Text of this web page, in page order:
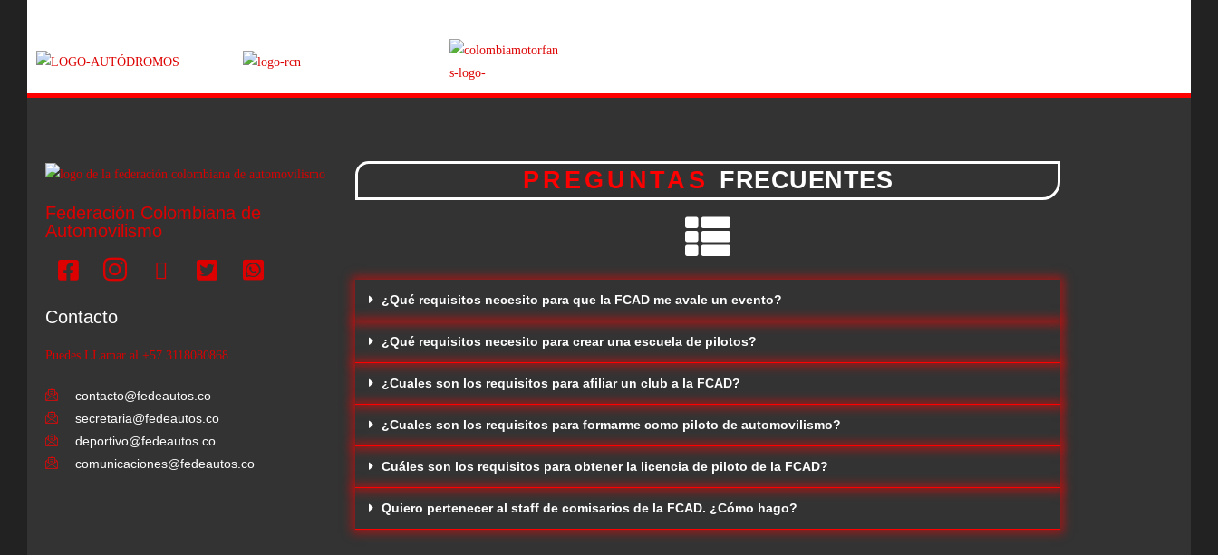
Federación Colombiana de
Automovilismo
Contacto
Puedes LLamar al +57 3118080868
contacto@fedeautos.co
secretaria@fedeautos.co
deportivo@fedeautos.co
comunicaciones@fedeautos.co
PREGUNTAS FRECUENTES
¿Qué requisitos necesito para que la FCAD me avale un evento?
¿Qué requisitos necesito para crear una escuela de pilotos?
¿Cuales son los requisitos para afiliar un club a la FCAD?
¿Cuales son los requisitos para formarme como piloto de automovilismo?
Cuáles son los requisitos para obtener la licencia de piloto de la FCAD?
Quiero pertenecer al staff de comisarios de la FCAD. ¿Cómo hago?